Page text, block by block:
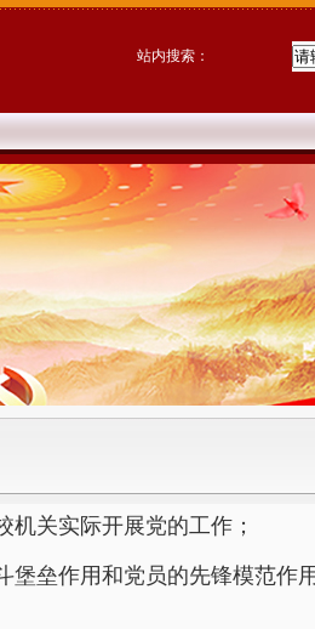
站内搜索：
关实际开展党的工作；
堡垒作用和党员的先锋模范作